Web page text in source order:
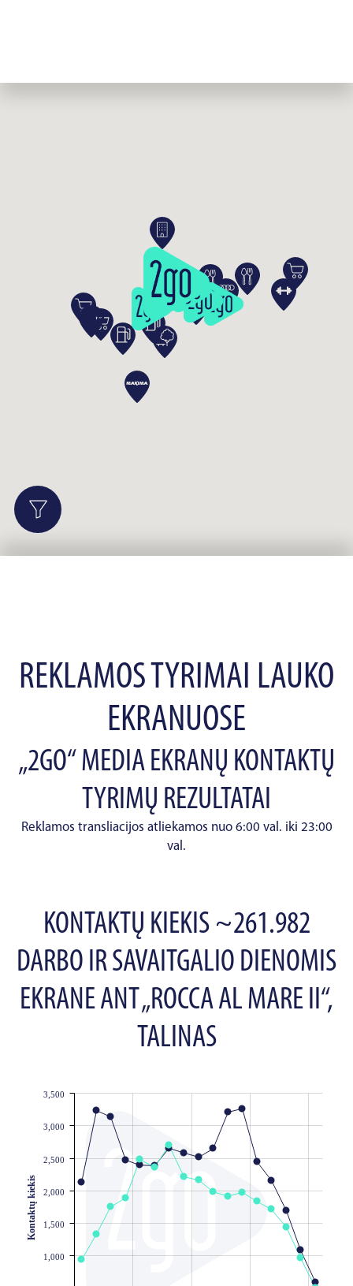
REKLAMOS TYRIMAI LAUKO
EKRANUOSE
„2GO“ MEDIA EKRANŲ KONTAKTŲ
TYRIMŲ REZULTATAI
Reklamos transliacijos atliekamos nuo 6:00 val. iki 23:00
val.
KONTAKTŲ KIEKIS ~261.982
DARBO IR SAVAITGALIO DIENOMIS
EKRANE ANT „ROCCA AL MARE II“,
TALINAS
1,000
1,500
2,000
2,500
3,000
3,500
Kontaktų kiekis
JS chart by amCharts